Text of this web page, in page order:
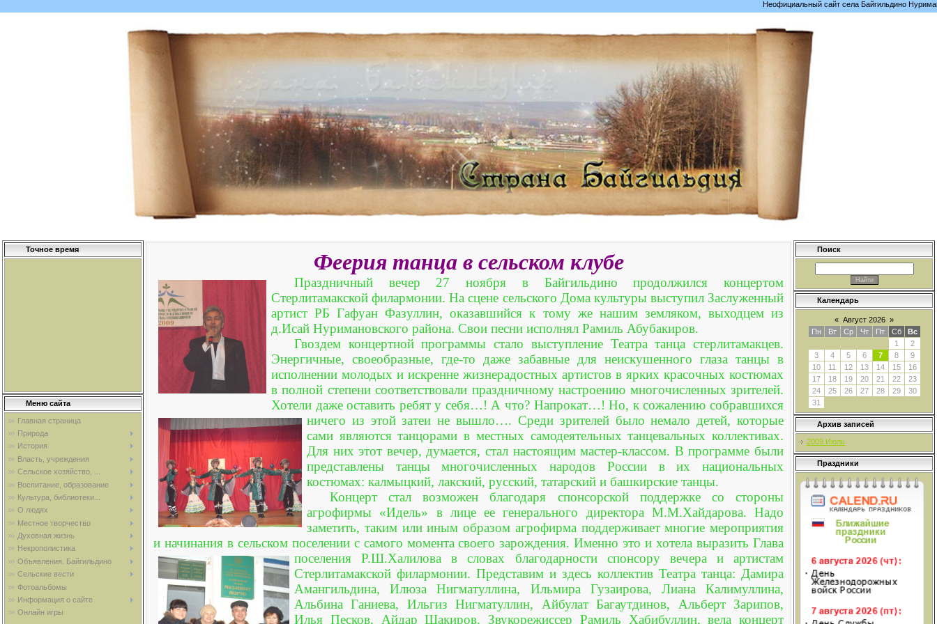
Неофициальный сайт села Байгильдино
Точное время
Меню сайта
Главная страница
Природа
История
Власть, учреждения
Сельское хозяйство, ...
Воспитание, образование
Культура, библиотеки...
О людях
Местное творчество
Духовная жизнь
Некрополистика
Объявления. Байгильдино
Сельские вести
Фотоальбомы
Информация о сайте
Онлайн игры
Феерия танца в сельском клубе
Праздничный вечер 27 ноября в Байгильдино продолжился концертом
Стерлитамакской филармонии. На сцене сельского Дома культуры выступил Заслуженный
артист РБ Гафуан Фазуллин, оказавшийся к тому же нашим земляком, выходцем из
д.Исай Нуримановского района. Свои песни исполнял Рамиль Абубакиров.
Гвоздем концертной программы стало выступление Театра танца стерлитамакцев.
Энергичные, своеобразные, где-то даже забавные для неискушенного глаза танцы в
исполнении молодых и искренне жизнерадостных артистов в ярких красочных костюмах
в полной степени соответствовали праздничному настроению многочисленных зрителей.
Хотели даже оставить ребят у себя…! А что? Напрокат…! Но, к сожалению собравшихся
ничего из этой затеи не вышло…. Среди зрителей было немало детей, которые
сами являются танцорами в местных самодеятельных танцевальных коллективах.
Для них этот вечер, думается, стал настоящим мастер-классом. В программе были
представлены танцы многочисленных народов России в их национальных
костюмах: калмыцкий, лакский, русский, татарский и башкирские танцы.
Концерт стал возможен благодаря спонсорской поддержке со стороны
агрофирмы «Идель» в лице ее генерального директора М.М.Хайдарова. Надо
заметить, таким или иным образом агрофирма поддерживает многие мероприятия
и начинания в сельском поселении с самого момента своего зарождения. Именно это и хотела выразить Глава
поселения Р.Ш.Халилова в словах благодарности спонсору вечера и артистам
Стерлитамакской филармонии. Представим и здесь коллектив Театра танца: Дамира
Амангильдина, Илюза Нигматуллина, Ильмира Гузаирова, Лиана Калимуллина,
Альбина Ганиева, Ильгиз Нигматуллин, Айбулат Багаутдинов, Альберт Зарипов,
Илья Песков, Айдар Шакиров. Звукорежиссер Рамиль Хабибуллин, вела концерт
Поиск
Календарь
« Август 2026 »
Пн
Вт Ср Чт Пт Сб
Вс
1
2
3
4 5 6 7 8
9
10
11 12 13 14 15
16
17
18 19 20 21 22
23
24
25 26 27 28 29
30
31
Архив записей
2009 Июль
Праздники